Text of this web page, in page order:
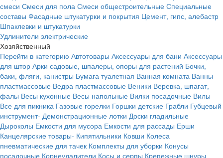
смеси Смеси для пола Смеси общестроительные Специальные
составы Фасадные штукатурки и покрытия Цемент, гипс, алебастр
Шпаклевки и штукатурки
Удлинители электрические
Хозяйственный
Перейти в категорию Автотовары Аксессуары для бани Аксессуары
для штор Арки садовые, шпалеры, опоры для растений Бочки,
баки, фляги, канистры Бумага туалетная Ванная комната Ванны
пластмассовые Ведра пластмассовые Веники Веревка, шпагат,
фалы Весы кухонные Весы напольные Вилки посадочные Вилы
Все для пикника Газовые горелки Горшки детские Грабли Губцевый
инструмент- Демонстрационные лотки Доски гладильные
Дыроколы Емкости для мусора Емкости для рассады Ерши
Канцелярские товары- Кипятильники Ковши Колеса
пневматические для тачек Комплекты для уборки Конусы
посадочные Корнеудалители Косы и серпы Крепежные шнуры